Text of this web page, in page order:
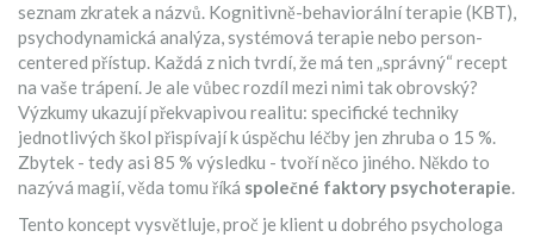
seznam zkratek a názvů. Kognitivně-behaviorální terapie (KBT),
psychodynamická analýza, systémová terapie nebo person-
centered přístup. Každá z nich tvrdí, že má ten „správný“ recept
na vaše trápení. Je ale vůbec rozdíl mezi nimi tak obrovský?
Výzkumy ukazují překvapivou realitu: specifické techniky
jednotlivých škol přispívají k úspěchu léčby jen zhruba o 15 %.
Zbytek - tedy asi 85 % výsledku - tvoří něco jiného. Někdo to
nazývá magií, věda tomu říká společné faktory psychoterapie.
Tento koncept vysvětluje, proč je klient u dobrého psychologa